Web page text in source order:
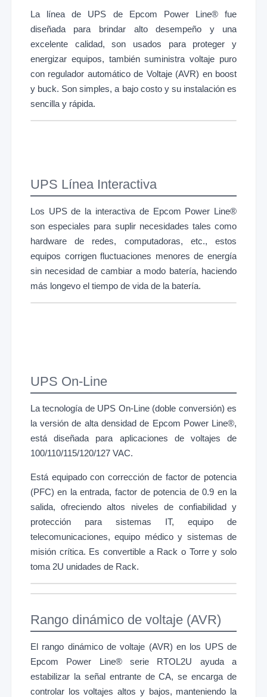
La línea de UPS de Epcom Power Line® fue
diseñada para brindar alto desempeño y una
excelente calidad, son usados para proteger y
energizar equipos, también suministra voltaje puro
con regulador automático de Voltaje (AVR) en boost
y buck. Son simples, a bajo costo y su instalación es
sencilla y rápida.
UPS Línea Interactiva
Los UPS de la interactiva de Epcom Power Line®
son especiales para suplir necesidades tales como
hardware de redes, computadoras, etc., estos
equipos corrigen fluctuaciones menores de energía
sin necesidad de cambiar a modo batería, haciendo
más longevo el tiempo de vida de la batería.
UPS On-Line
La tecnología de UPS On-Line (doble conversión) es
la versión de alta densidad de Epcom Power Line®,
está diseñada para aplicaciones de voltajes de
100/110/115/120/127 VAC.
Está equipado con corrección de factor de potencia
(PFC) en la entrada, factor de potencia de 0.9 en la
salida, ofreciendo altos niveles de confiabilidad y
protección para sistemas IT, equipo de
telecomunicaciones, equipo médico y sistemas de
misión crítica. Es convertible a Rack o Torre y solo
toma 2U unidades de Rack.
Rango dinámico de voltaje (AVR)
El rango dinámico de voltaje (AVR) en los UPS de
Epcom Power Line® serie RTOL2U ayuda a
estabilizar la señal entrante de CA, se encarga de
controlar los voltajes altos y bajos, manteniendo la